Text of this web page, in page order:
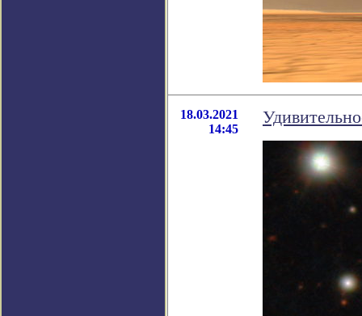
18.03.2021
14:45